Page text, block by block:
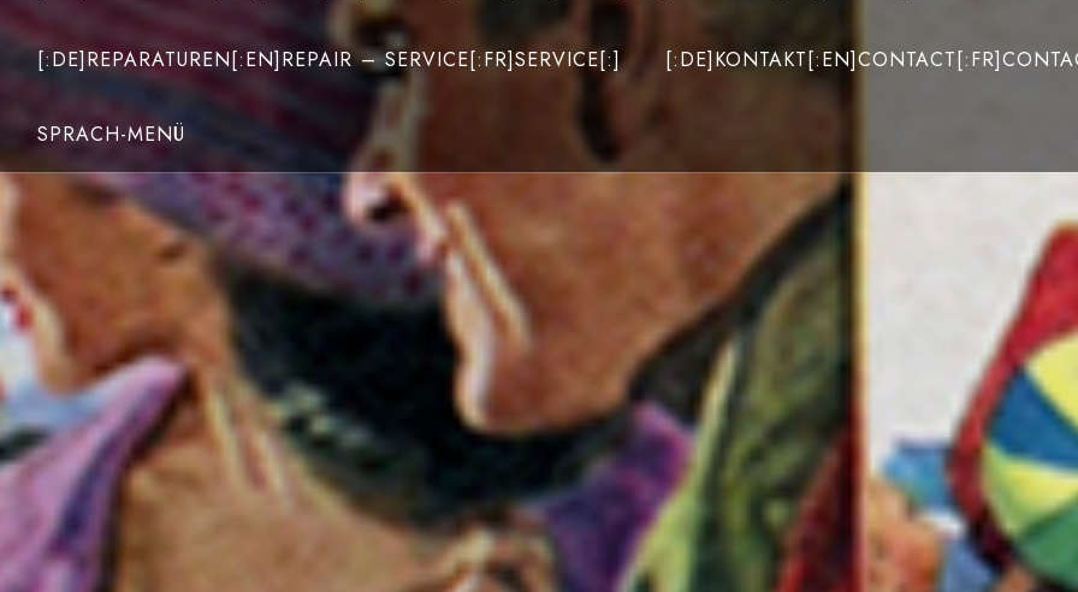
[:DE]REPARATUREN[:EN]REPAIR – SERVICE[:FR]SERVICE[:]
SPRACH-MENÜ